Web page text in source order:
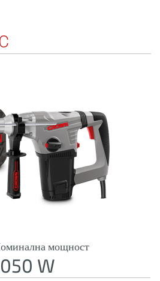
мощност
W